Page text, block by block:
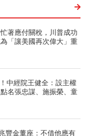
著應付關稅，川普成功
「讓美國再次偉大」重
中經院王健全：設主權
名張忠謀、施振榮、童
豐金董座：不借他應有